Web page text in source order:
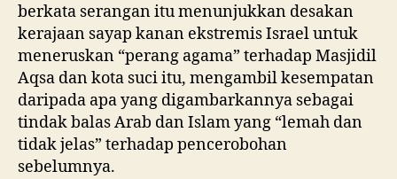
berkata serangan itu menunjukkan desakan
kerajaan sayap kanan ekstremis Israel untuk
meneruskan “perang agama” terhadap Masjidil
Aqsa dan kota suci itu, mengambil kesempatan
daripada apa yang digambarkannya sebagai
tindak balas Arab dan Islam yang “lemah dan
tidak jelas” terhadap pencerobohan
sebelumnya.